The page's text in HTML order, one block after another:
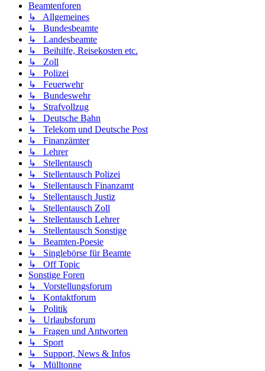
Beamtenforen
↳ Allgemeines
↳ Bundesbeamte
↳ Landesbeamte
↳ Beihilfe, Reisekosten etc.
↳ Zoll
↳ Polizei
↳ Feuerwehr
↳ Bundeswehr
↳ Strafvollzug
↳ Deutsche Bahn
↳ Telekom und Deutsche Post
↳ Finanzämter
↳ Lehrer
↳ Stellentausch
↳ Stellentausch Polizei
↳ Stellentausch Finanzamt
↳ Stellentausch Justiz
↳ Stellentausch Zoll
↳ Stellentausch Lehrer
↳ Stellentausch Sonstige
↳ Beamten-Poesie
↳ Singlebörse für Beamte
↳ Off Topic
Sonstige Foren
↳ Vorstellungsforum
↳ Kontaktforum
↳ Politik
↳ Urlaubsforum
↳ Fragen und Antworten
↳ Sport
↳ Support, News & Infos
↳ Mülltonne